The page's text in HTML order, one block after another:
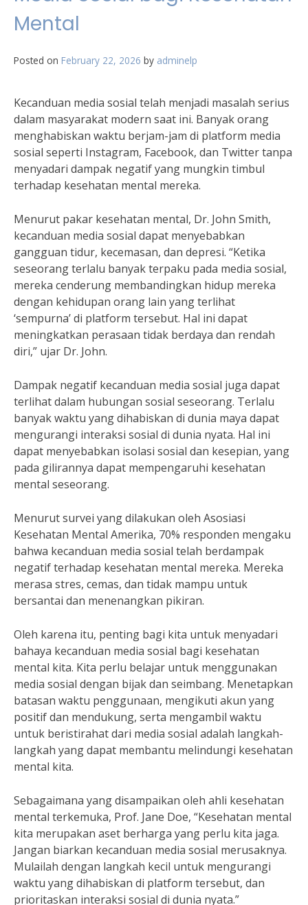
Mental
Posted on February 22, 2026 by adminelp
Kecanduan media sosial telah menjadi masalah serius
dalam masyarakat modern saat ini. Banyak orang
menghabiskan waktu berjam-jam di platform media
sosial seperti Instagram, Facebook, dan Twitter tanpa
menyadari dampak negatif yang mungkin timbul
terhadap kesehatan mental mereka.
Menurut pakar kesehatan mental, Dr. John Smith,
kecanduan media sosial dapat menyebabkan
gangguan tidur, kecemasan, dan depresi. “Ketika
seseorang terlalu banyak terpaku pada media sosial,
mereka cenderung membandingkan hidup mereka
dengan kehidupan orang lain yang terlihat
‘sempurna’ di platform tersebut. Hal ini dapat
meningkatkan perasaan tidak berdaya dan rendah
diri,” ujar Dr. John.
Dampak negatif kecanduan media sosial juga dapat
terlihat dalam hubungan sosial seseorang. Terlalu
banyak waktu yang dihabiskan di dunia maya dapat
mengurangi interaksi sosial di dunia nyata. Hal ini
dapat menyebabkan isolasi sosial dan kesepian, yang
pada gilirannya dapat mempengaruhi kesehatan
mental seseorang.
Menurut survei yang dilakukan oleh Asosiasi
Kesehatan Mental Amerika, 70% responden mengaku
bahwa kecanduan media sosial telah berdampak
negatif terhadap kesehatan mental mereka. Mereka
merasa stres, cemas, dan tidak mampu untuk
bersantai dan menenangkan pikiran.
Oleh karena itu, penting bagi kita untuk menyadari
bahaya kecanduan media sosial bagi kesehatan
mental kita. Kita perlu belajar untuk menggunakan
media sosial dengan bijak dan seimbang. Menetapkan
batasan waktu penggunaan, mengikuti akun yang
positif dan mendukung, serta mengambil waktu
untuk beristirahat dari media sosial adalah langkah-
langkah yang dapat membantu melindungi kesehatan
mental kita.
Sebagaimana yang disampaikan oleh ahli kesehatan
mental terkemuka, Prof. Jane Doe, “Kesehatan mental
kita merupakan aset berharga yang perlu kita jaga.
Jangan biarkan kecanduan media sosial merusaknya.
Mulailah dengan langkah kecil untuk mengurangi
waktu yang dihabiskan di platform tersebut, dan
prioritaskan interaksi sosial di dunia nyata.”